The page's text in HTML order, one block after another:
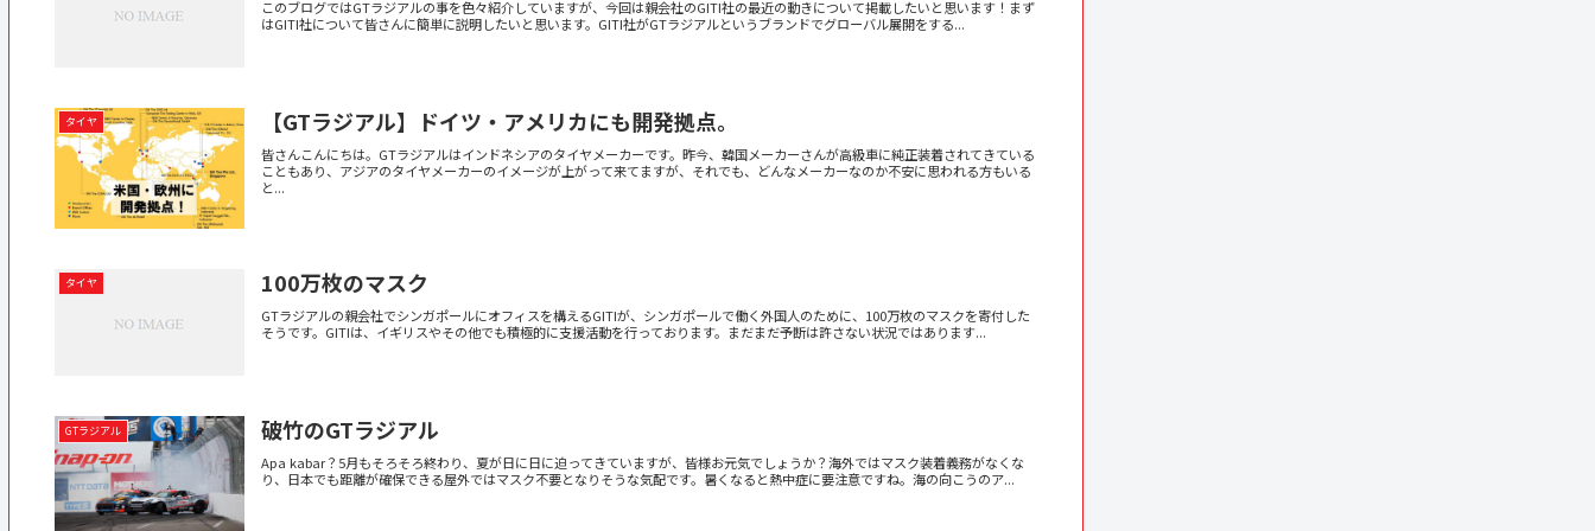
このブログではGTラジアルの事を色々紹介していますが、今回は親会社のGITI社の最近の動きについて掲載したいと思います！まず
はGITI社について皆さんに簡単に説明したいと思います。GITI社がGTラジアルというブランドでグローバル展開をする...
タイヤ 【GTラジアル】ドイツ・アメリカにも開発拠点。
皆さんこんにちは。GTラジアルはインドネシアのタイヤメーカーです。昨今、韓国メーカーさんが高級車に純正装着されてきている
こともあり、アジアのタイヤメーカーのイメージが上がって来てますが、それでも、どんなメーカーなのか不安に思われる方もいる
と...
タイヤ 100万枚のマスク
GTラジアルの親会社でシンガポールにオフィスを構えるGITIが、シンガポールで働く外国人のために、100万枚のマスクを寄付した
そうです。GITIは、イギリスやその他でも積極的に支援活動を行っております。まだまだ予断は許さない状況ではあります...
GTラジアル 破竹のGTラジアル
Apa kabar？5月もそろそろ終わり、夏が日に日に迫ってきていますが、皆様お元気でしょうか？海外ではマスク装着義務がなくな
り、日本でも距離が確保できる屋外ではマスク不要となりそうな気配です。暑くなると熱中症に要注意ですね。海の向こうのア...